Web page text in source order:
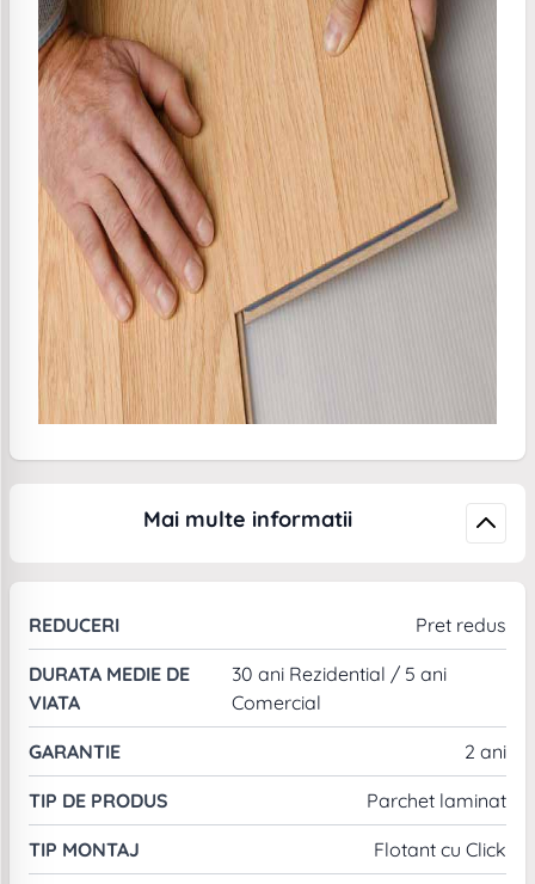
Mai multe informatii
REDUCERI Pret redus
DURATA MEDIE DE
VIATA
30 ani Rezidential / 5 ani
Comercial
GARANTIE 2 ani
TIP DE PRODUS Parchet laminat
TIP MONTAJ Flotant cu Click